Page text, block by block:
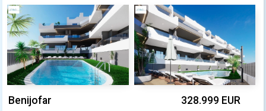
Benijofar 328.999 EUR